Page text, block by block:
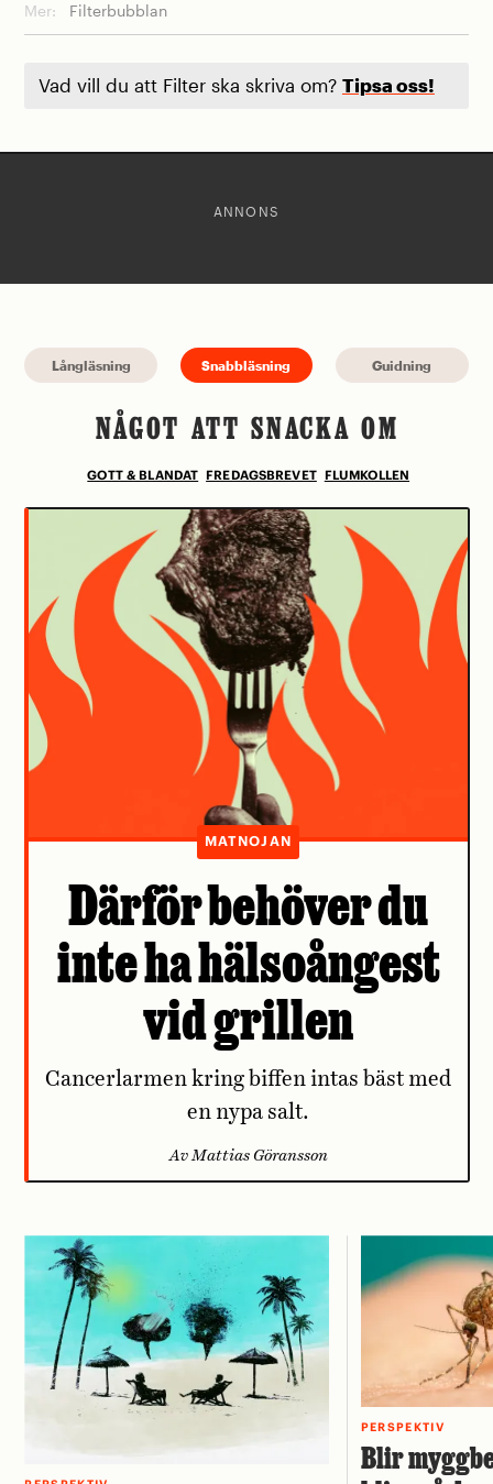
Mer: Filterbubblan
Vad vill du att Filter ska skriva om? Tipsa oss!
ANNONS
Långläsning Snabbläsning Guidning
NÅGOT ATT SNACKA OM
GOTT & BLANDAT FREDAGSBREVET FLUMKOLLEN
MATNOJAN
Därför behöver du
inte ha hälsoångest
vid grillen
Cancerlarmen kring biffen intas bäst med
en nypa salt.
Av Mattias Göransson
PERSPEKTIV
Blir